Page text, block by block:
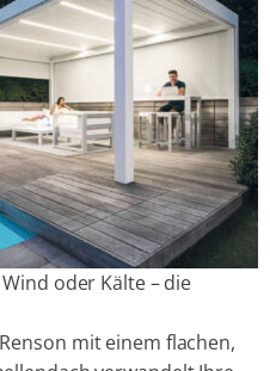
oder Kälte – die
mit einem flachen,